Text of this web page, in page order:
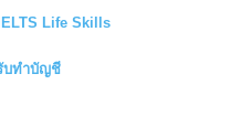
IELTS Life Skills
บทำบัญชี